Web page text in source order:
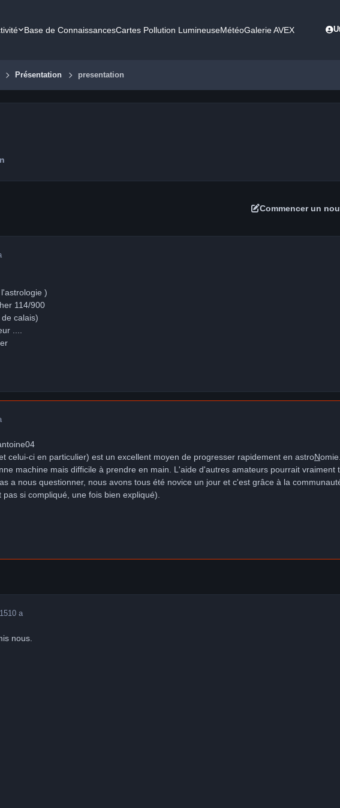
Base de ConnaissancesCartes Pollution LumineuseMétéoGalerie AVEX
Présentation presentation
Commencer un
)
114/900
calais)
....
celui-ci en particulier) est un excellent moyen de progresser rapidement en astroNomie.
machine mais difficile à prendre en main. L'aide d'autres amateurs pourrait vraiment
a nous questionner, nous avons tous été novice un jour et c'est grâce à la
si compliqué, une fois bien expliqué).
10 a
nous.